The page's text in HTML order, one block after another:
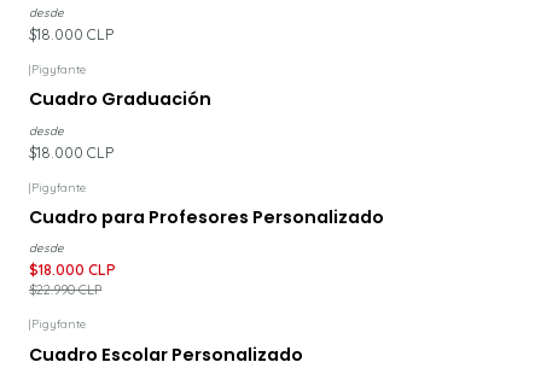
desde
$18.000 CLP
|Pigyfante
Cuadro Graduación
desde
$18.000 CLP
-22%
|Pigyfante
Cuadro para Profesores Personalizado
desde
$18.000 CLP
$22.990 CLP
-22% DESCUENTO
|Pigyfante
Cuadro Escolar Personalizado